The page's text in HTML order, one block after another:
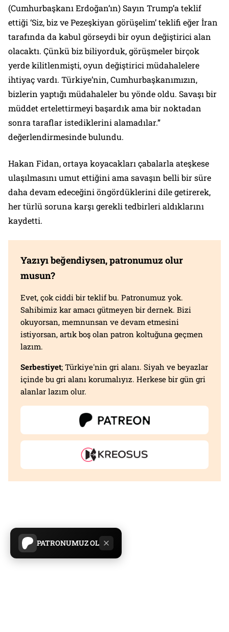
PATRONUMUZ OL
(Cumhurbaşkanı Erdoğan’ın) Sayın Trump’a teklif
ettiği ‘Siz, biz ve Pezeşkiyan görüşelim’ teklifi eğer İran
tarafında da kabul görseydi bir oyun değiştirici alan
olacaktı. Çünkü biz biliyorduk, görüşmeler birçok
yerde kilitlenmişti, oyun değiştirici müdahalelere
ihtiyaç vardı. Türkiye’nin, Cumhurbaşkanımızın,
bizlerin yaptığı müdahaleler bu yönde oldu. Savaşı bir
müddet ertelettirmeyi başardık ama bir noktadan
sonra taraflar istediklerini alamadılar.”
değerlendirmesinde bulundu.
Hakan Fidan, ortaya koyacakları çabalarla ateşkese
ulaşılmasını umut ettiğini ama savaşın belli bir süre
daha devam edeceğini öngördüklerini dile getirerek,
her türlü soruna karşı gerekli tedbirleri aldıklarını
kaydetti.
Yazıyı beğendiysen, patronumuz olur
musun?
Evet, çok ciddi bir teklif bu. Patronumuz yok.
Sahibimiz kar amacı gütmeyen bir dernek. Bizi
okuyorsan, memnunsan ve devam etmesini
istiyorsan, artık boş olan patron koltuğuna geçmen
lazım.
Serbestiyet; Türkiye'nin gri alanı. Siyah ve beyazlar
içinde bu gri alanı korumalıyız. Herkese bir gün gri
alanlar lazım olur.